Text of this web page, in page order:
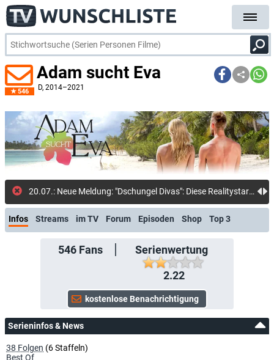
546
Adam sucht Eva
D, 2014–2021
20.07.: Neue Meldung: "Dschungel Divas": Diese Realitystars sind im neuen Sat.1-Format dabei: Micaela Schäfer und Giulia Siegel ziehen erneut i
Infos Streams im TV Forum Episoden Shop Top 3
546Fans
Serienwertung
2.22
Serieninfos & News
38 Folgen (6 Staffeln)
Best Of